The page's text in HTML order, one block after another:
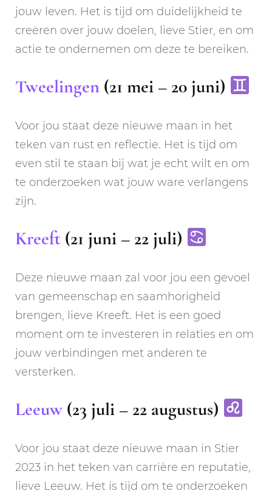
jouw leven. Het is tijd om duidelijkheid te
creëren over jouw doelen, lieve Stier, en om
actie te ondernemen om deze te bereiken.
Tweelingen (21 mei – 20 juni)
Voor jou staat deze nieuwe maan in het
teken van rust en reflectie. Het is tijd om
even stil te staan bij wat je echt wilt en om
te onderzoeken wat jouw ware verlangens
zijn.
Kreeft (21 juni – 22 juli)
Deze nieuwe maan zal voor jou een gevoel
van gemeenschap en saamhorigheid
brengen, lieve Kreeft. Het is een goed
moment om te investeren in relaties en om
jouw verbindingen met anderen te
versterken.
Leeuw (23 juli – 22 augustus)
Voor jou staat deze nieuwe maan in Stier
2023 in het teken van carrière en reputatie,
lieve Leeuw. Het is tijd om te onderzoeken